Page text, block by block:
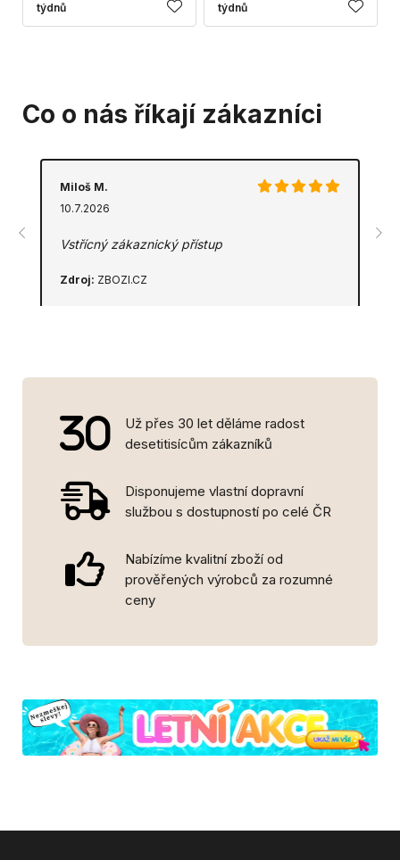
týdnů
týdnů
Co o nás říkají zákazníci
Miloš M.
10.7.2026
Vstřícný zákaznický přístup
Zdroj: ZBOZI.CZ
Už přes 30 let děláme radost
desetitisícům zákazníků
Disponujeme vlastní dopravní
službou s dostupností po celé ČR
Nabízíme kvalitní zboží od
prověřených výrobců za rozumné
ceny